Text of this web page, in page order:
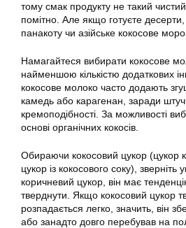
тому смак продукту не такий
помітно. Але якщо готуєте десерти,
панакоту чи азійське кокосове
Намагайтеся вибирати кокосове
найменшою кількістю додаткових
кокосове молоко часто додають
камедь або карагенан, заради
кремоподібності. За можливості
основі органічних кокосів.
Обираючи кокосовий цукор (цукор
цукор із кокосового соку), зверніть
коричневий цукор, він має
тверднути. Якщо кокосовий цукор
розпадається легко, значить, він
або занадто довго перебував на